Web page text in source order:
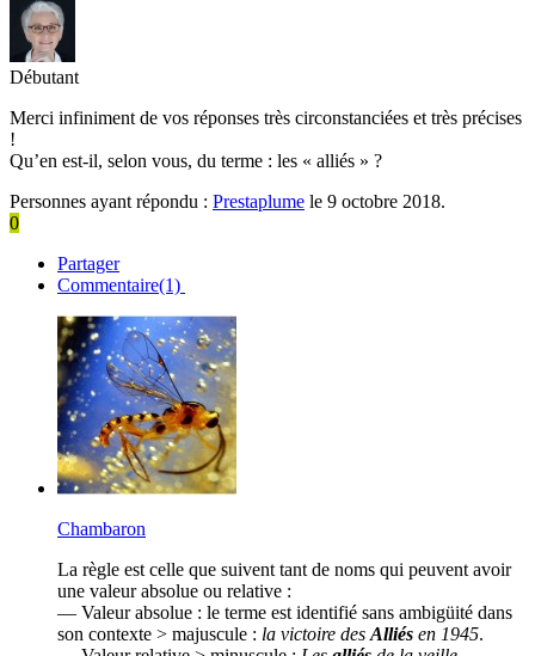
Débutant
Merci infiniment de vos réponses très circonstanciées et très précises
!
Qu’en est-il, selon vous, du terme : les « alliés » ?
Personnes ayant répondu : Prestaplume le 9 octobre 2018.
0
Partager
Commentaire(1)
Chambaron
La règle est celle que suivent tant de noms qui peuvent avoir
une valeur absolue ou relative :
— Valeur absolue : le terme est identifié sans ambigüité dans
son contexte > majuscule : la victoire des Alliés en 1945.